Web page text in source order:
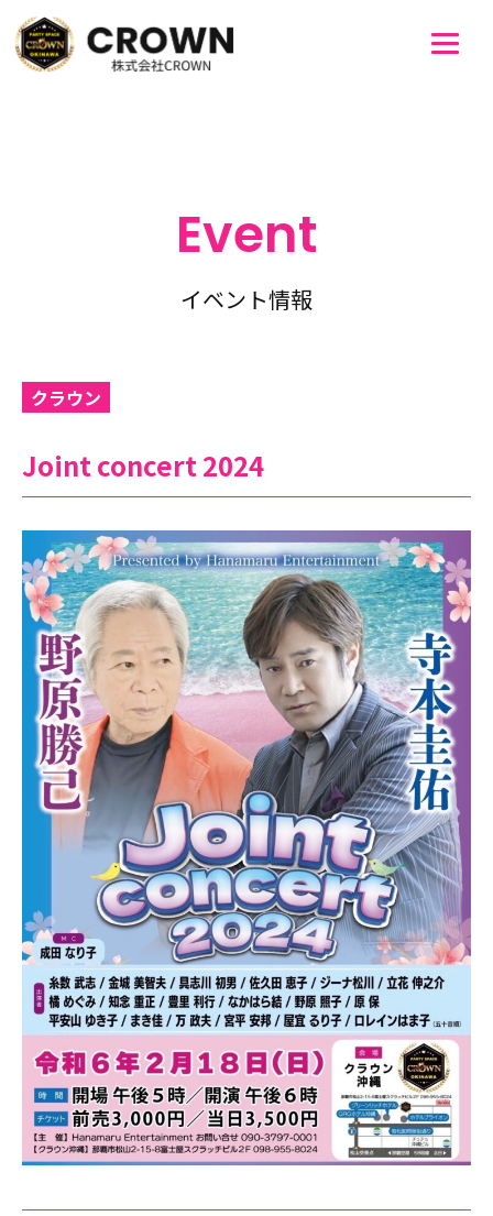
Event
イベント情報
クラウン
Joint concert 2024